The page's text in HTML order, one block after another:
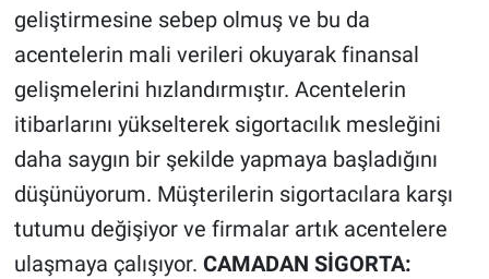
geliştirmesine sebep olmuş ve bu da
acentelerin mali verileri okuyarak finansal
gelişmelerini hızlandırmıştır. Acentelerin
itibarlarını yükselterek sigortacılık mesleğini
daha saygın bir şekilde yapmaya başladığını
düşünüyorum. Müşterilerin sigortacılara karşı
tutumu değişiyor ve firmalar artık acentelere
ulaşmaya çalışıyor. CAMADAN SİGORTA: